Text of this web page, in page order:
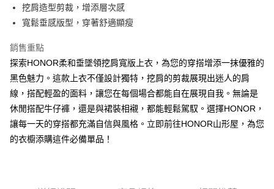
悠遊付
Google Pay
ATM付款
運送方式
全家取貨付款 -訂單滿 $2000 元即享免運服務，未滿則另收
$80 元物流費用。
每筆NT$80，滿NT$2,000(含以上)免運費
挖肩造型剪裁，增添層次感
寬鬆垂感版型，穿著舒適顯瘦
銷售重點
探索HONOR柔和垂墜領挖肩寬版上衣，為您的穿搭增添一抹優雅的
黑色魅力。這款上衣不僅設計獨特，挖肩的剪裁展現出迷人的肩
線，搭配輕盈的面料，讓您在每個場合都能自在展現自我。無論是
休閒搭配牛仔褲，還是與裙裝相襯，都能輕鬆駕馭。選擇HONOR，
讓每一天的穿搭都充滿自信與風格。立即前往HONOR山形屋，為您
的衣櫥添購這件必備單品！